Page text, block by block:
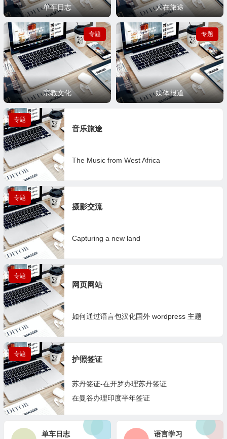
单车日志 人在旅途
专题
宗教文化
专题
媒体报道
专题
1篇
音乐旅途
The Music from West Africa
专题
1篇
摄影交流
Capturing a new land
专题
2篇
网页网站
如何通过语言包汉化国外 wordpress 主题
专题
2篇
护照签证
苏丹签证-在开罗办理苏丹签证
在曼谷办理印度半年签证
单车日志 语言学习